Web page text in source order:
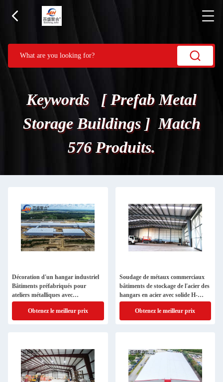
Keywords [ Prefab Metal
Storage Buildings ] Match
576 Produits.
Décoration d'un hangar industriel
Bâtiments préfabriqués pour
ateliers métalliques avec
construction structurelle légère
Obtenez le meilleur prix
Soudage de métaux commerciaux
bâtiments de stockage de l'acier des
hangars en acier avec solide H-
forme de la poutre d'acier cadre
principalObtenez le meilleur prix